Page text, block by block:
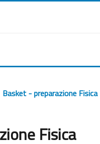
Basket - preparazione Fisica
Fisica